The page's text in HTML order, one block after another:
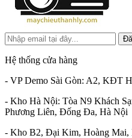
Hệ thống cửa hàng
- VP Demo Sài Gòn: A2, KĐT
- Kho Hà Nội: Tòa N9 Khách
Phương Liên, Đống Đa, Hà Nội
- Kho B2, Đại Kim, Hoàng Mai,